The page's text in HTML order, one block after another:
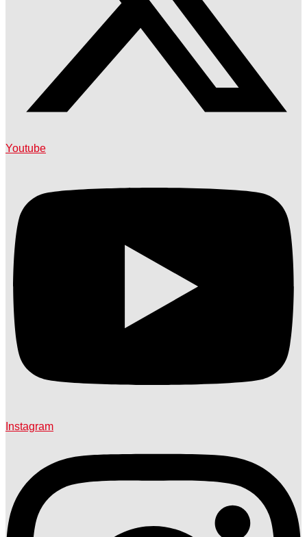
Youtube
Instagram